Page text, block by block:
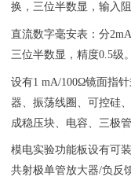
换，三位半数显，输入
直流数字毫安表：分
三位半数显，精度0.5级。
设有1 mA/100Ω镜面指
器、振荡线圈、可控硅
成稳压块、电容、三极
模电实验功能板设有可
共射极单管放大器/负反